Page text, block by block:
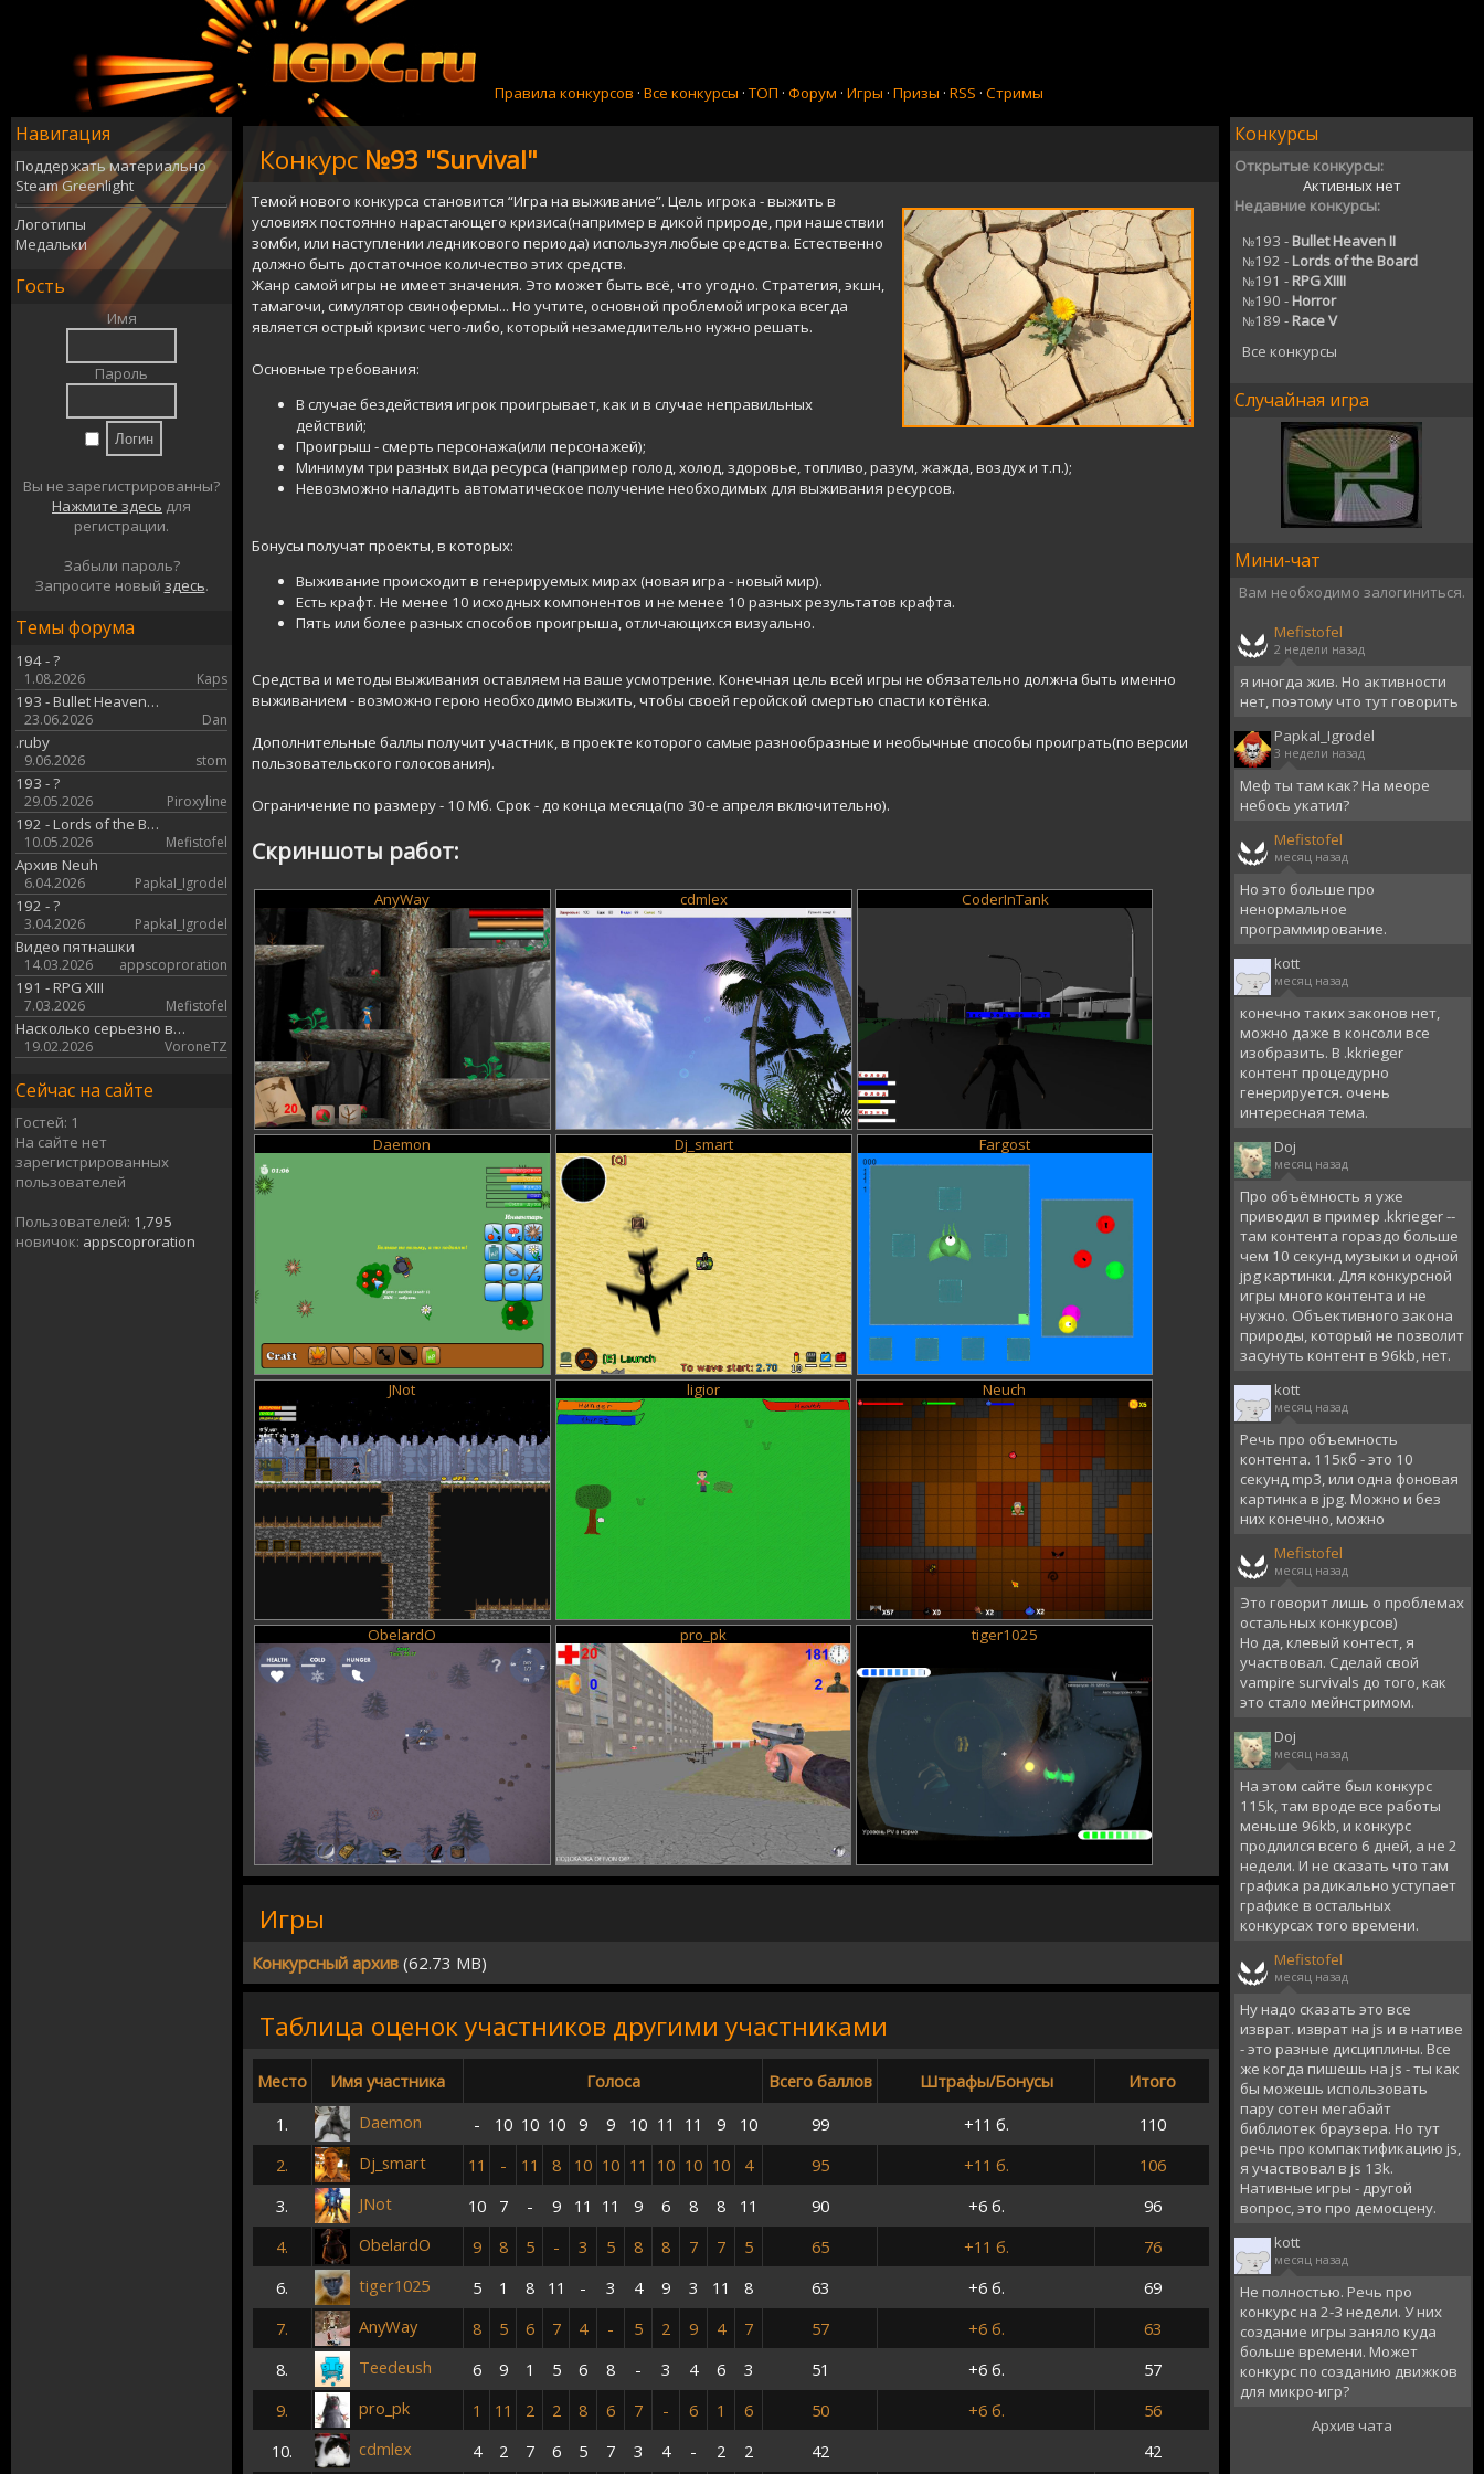
Правила конкурсов · Все конкурсы ·ТОП · Форум · Игры · Призы · RSS · Стримы
Навигация
Поддержать материально
Steam Greenlight
Логотипы
Медальки
Гость
Имя
Пароль
Вы не зарегистрированны?
Нажмите здесь для
регистрации.
Забыли пароль?
Запросите новый здесь.
Темы форума
194 - ?
1.08.2026 Kaps
193 - Bullet Heaven…
23.06.2026 Dan
.ruby
9.06.2026 stom
193 - ?
29.05.2026 Piroxyline
192 - Lords of the B…
10.05.2026 Mefistofel
Архив Neuh
6.04.2026 PapkaI_Igrodel
192 - ?
3.04.2026 PapkaI_Igrodel
Видео пятнашки
14.03.2026 appscoproration
191 - RPG XIII
7.03.2026 Mefistofel
Насколько серьезно в…
19.02.2026 VoroneTZ
Сейчас на сайте
Гостей: 1
На сайте нет
зарегистрированных
пользователей
Пользователей: 1,795
новичок: appscoproration
Конкурс №93 "Survival"
Темой нового конкурса становится “Игра на выживание”. Цель игрока - выжить в
условиях постоянно нарастающего кризиса(например в дикой природе, при нашествии
зомби, или наступлении ледникового периода) используя любые средства. Естественно
должно быть достаточное количество этих средств.
Жанр самой игры не имеет значения. Это может быть всё, что угодно. Стратегия, экшн,
тамагочи, симулятор свинофермы... Но учтите, основной проблемой игрока всегда
является острый кризис чего-либо, который незамедлительно нужно решать.
Основные требования:
В случае бездействия игрок проигрывает, как и в случае неправильных
действий;
Проигрыш - смерть персонажа(или персонажей);
Минимум три разных вида ресурса (например голод, холод, здоровье, топливо, разум, жажда, воздух и т.п.);
Невозможно наладить автоматическое получение необходимых для выживания ресурсов.
Бонусы получат проекты, в которых:
Выживание происходит в генерируемых мирах (новая игра - новый мир).
Есть крафт. Не менее 10 исходных компонентов и не менее 10 разных результатов крафта.
Пять или более разных способов проигрыша, отличающихся визуально.
Средства и методы выживания оставляем на ваше усмотрение. Конечная цель всей игры не обязательно должна быть именно
выживанием - возможно герою необходимо выжить, чтобы своей геройской смертью спасти котёнка.
Дополнительные баллы получит участник, в проекте которого самые разнообразные и необычные способы проиграть(по версии
пользовательского голосования).
Ограничение по размеру - 10 Мб. Срок - до конца месяца(по 30-е апреля включительно).
Скриншоты работ:
AnyWay cdmlex CoderInTank
Daemon Dj_smart Fargost
JNot ligior Neuch
ObelardO pro_pk tiger1025
Игры
Конкурсный архив (62.73 MB)
Таблица оценок участников другими участниками
Место Имя участника Голоса Всего баллов Штрафы/Бонусы
Итого
1.
Daemon - 10 10 10 9 9 10 11 11 9 10 99 +11 б.
110
2.
Dj_smart 11 - 11 8 10 10 11 10 10 10 4 95 +11 б.
106
3.
JNot 10 7 - 9 11 11 9 6 8 8 11 90 +6 б.
96
4.
ObelardO 9 8 5 - 3 5 8 8 7 7 5 65 +11 б.
76
6.
tiger1025 5 1 8 11 - 3 4 9 3 11 8 63 +6 б.
69
7.
AnyWay 8 5 6 7 4 - 5 2 9 4 7 57 +6 б.
63
8.
Teedeush 6 9 1 5 6 8 - 3 4 6 3 51 +6 б.
57
9.
pro_pk 1 11 2 2 8 6 7 - 6 1 6 50 +6 б.
56
10.
cdmlex 4 2 7 6 5 7 3 4 - 2 2 42 42
Конкурсы
Открытые конкурсы:
Активных нет
Недавние конкурсы:
№193 - Bullet Heaven II
№192 - Lords of the Board
№191 - RPG XIIII
№190 - Horror
№189 - Race V
Все конкурсы
Случайная игра
Мини-чат
Вам необходимо залогиниться.
Mefistofel
2 недели назад
я иногда жив. Но активности
нет, поэтому что тут говорить
PapkaI_Igrodel
3 недели назад
Меф ты там как? На меоре
небось укатил?
Mefistofel
месяц назад
Но это больше про
ненормальное
программирование.
kott
месяц назад
конечно таких законов нет,
можно даже в консоли все
изобразить. В .kkrieger
контент процедурно
генерируется. очень
интересная тема.
Doj
месяц назад
Про объёмность я уже
приводил в пример .kkrieger --
там контента гораздо больше
чем 10 секунд музыки и одной
jpg картинки. Для конкурсной
игры много контента и не
нужно. Объективного закона
природы, который не позволит
засунуть контент в 96kb, нет.
kott
месяц назад
Речь про объемность
контента. 115кб - это 10
секунд mp3, или одна фоновая
картинка в jpg. Можно и без
них конечно, можно
Mefistofel
месяц назад
Это говорит лишь о проблемах
остальных конкурсов)
Но да, клевый контест, я
участвовал. Сделай свой
vampire survivals до того, как
это стало мейнстримом.
Doj
месяц назад
На этом сайте был конкурс
115k, там вроде все работы
меньше 96kb, и конкурс
продлился всего 6 дней, а не 2
недели. И не сказать что там
графика радикально уступает
графике в остальных
конкурсах того времени.
Mefistofel
месяц назад
Ну надо сказать это все
изврат. изврат на js и в нативе
- это разные дисциплины. Все
же когда пишешь на js - ты как
бы можешь использовать
пару сотен мегабайт
библиотек браузера. Но тут
речь про компактификацию js,
я участвовал в js 13k.
Нативные игры - другой
вопрос, это про демосцену.
kott
месяц назад
Не полностью. Речь про
конкурс на 2-3 недели. У них
создание игры заняло куда
больше времени. Может
конкурс по созданию движков
для микро-игр?
Архив чата